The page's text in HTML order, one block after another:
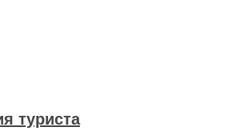
туриста